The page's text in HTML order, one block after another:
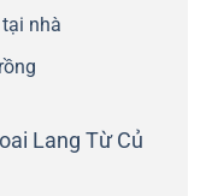
nhà
Lang Từ Củ